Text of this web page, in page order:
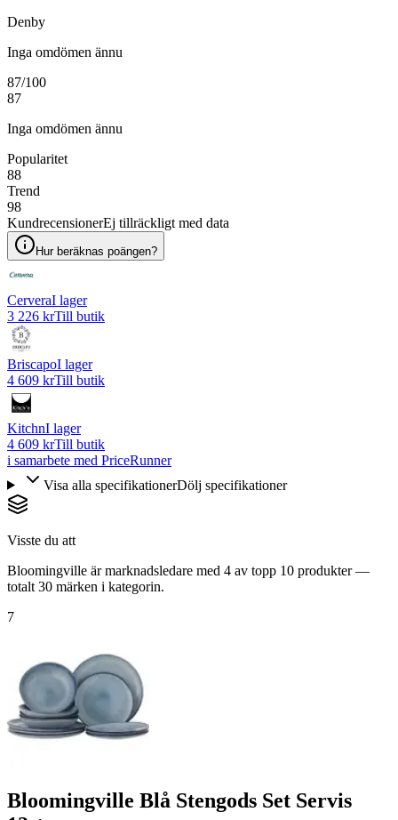
Denby
Inga omdömen ännu
87/100
87
Inga omdömen ännu
Popularitet
88
Trend
98
KundrecensionerEj tillräckligt med data
Hur beräknas poängen?
CerveraI lager
3 226 krTill butik
BriscapoI lager
4 609 krTill butik
KitchnI lager
4 609 krTill butik
i samarbete med PriceRunner
Visa alla specifikationerDölj specifikationer
Visste du att
Bloomingville är marknadsledare med 4 av topp 10 produkter —
totalt 30 märken i kategorin.
7
Bloomingville Blå Stengods Set Servis